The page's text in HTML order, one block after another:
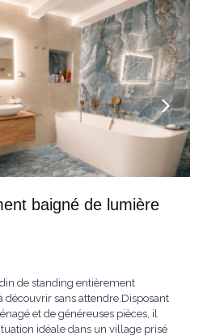
baigné de lumière
de standing entièrement
découvrir sans attendre.Disposant
et de généreuses pièces, il
idéale dans un village prisé